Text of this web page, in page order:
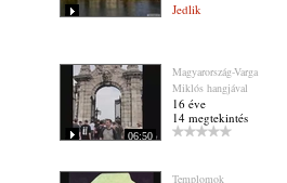
Jedlik
06:50
Magyarország-Varga
Miklós hangjával
16 éve
14 megtekintés
Templomok